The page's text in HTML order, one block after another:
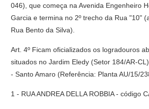
046), que começa na Avenida Engenheiro
Garcia e termina no 2º trecho da Rua "10"
Rua Bento da Silva).
Art. 4º Ficam oficializados os logradouros
situados no Jardim Eledy (Setor 184/AR-
- Santo Amaro (Referência: Planta AU/15/
1 - RUA ANDREA DELLA ROBBIA - código